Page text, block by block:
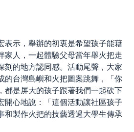
表示，舉辦的初衷是希望孩子能藉
家人，一起體驗父母當年舉火把走
刻的地方認同感。活動尾聲，大家
的台灣島嶼和火把圖案跳舞，「你
， 都是屏大的孩子跟著我們一起砍下
開心地說：「這個活動讓社區孩子
和製作火把的技藝透過大學生傳承